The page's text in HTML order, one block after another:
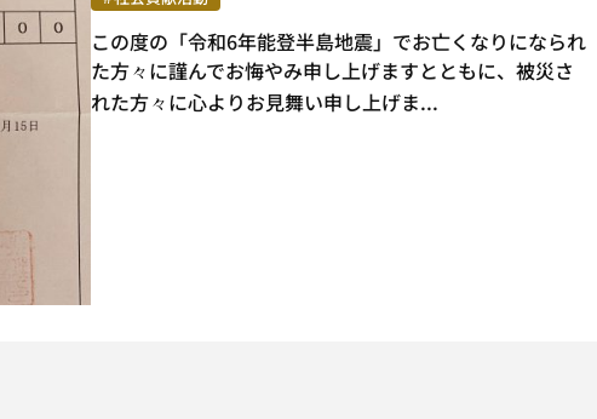
この度の「令和6年能登半島地震」でお亡くなりになられ
た方々に謹んでお悔やみ申し上げますとともに、被災さ
れた方々に心よりお見舞い申し上げま...